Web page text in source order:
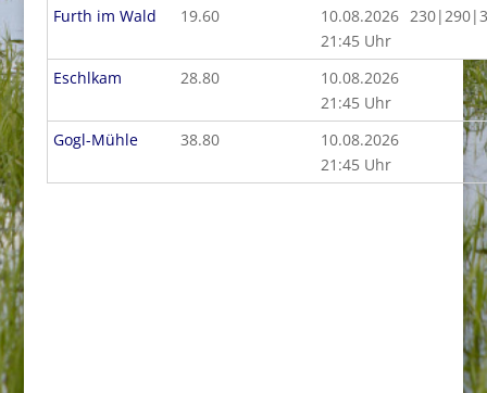
Furth im Wald
19.60
10.08.2026
21:45 Uhr
Eschlkam 28.80
10.08.2026
21:45 Uhr
Gogl-Mühle
38.80
10.08.2026
21:45 Uhr